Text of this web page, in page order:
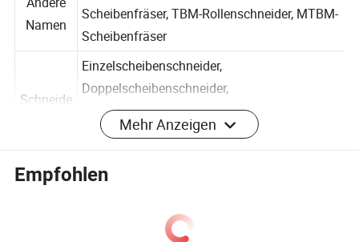
Andere
Namen
TBM-Bits, TCI-Scheibenfräser, TBM-
Scheibenfräser, TBM-Rollenschneider, MTBM-
Scheibenfräser
typ
Einzelscheibenschneider,
Doppelscheibenschneider,
Dreischeibenschneider ,
Doppelscheibenschneider,
Dreischeibenschneider
Stirnschneider, Messmesser,
Mehr Anzeigen
Empfohlen